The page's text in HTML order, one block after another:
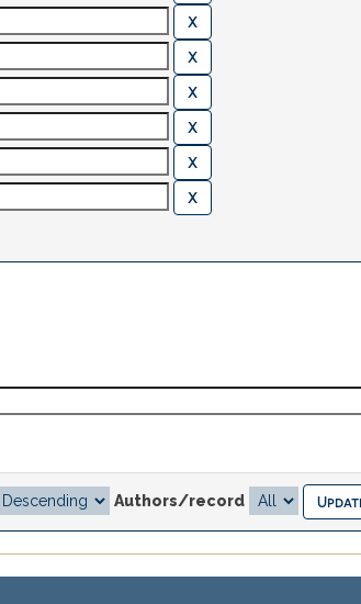
Authors/record